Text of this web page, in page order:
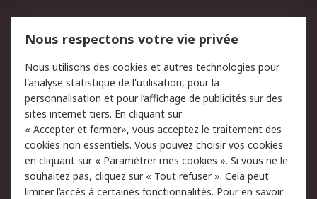
du site
Politique de protection
des données - Mise à
jour
Sécurité des E-mails
Conditions générales
de vente
Politique anti-
corruption
Campagnes marketing
Nous respectons votre vie privée
Nous utilisons des cookies et autres technologies pour
l'analyse statistique de l'utilisation, pour la
personnalisation et pour l’affichage de publicités sur des
sites internet tiers. En cliquant sur
« Accepter et fermer», vous acceptez le traitement des
cookies non essentiels. Vous pouvez choisir vos cookies
en cliquant sur « Paramétrer mes cookies ». Si vous ne le
souhaitez pas, cliquez sur « Tout refuser ». Cela peut
limiter l’accès à certaines fonctionnalités. Pour en savoir